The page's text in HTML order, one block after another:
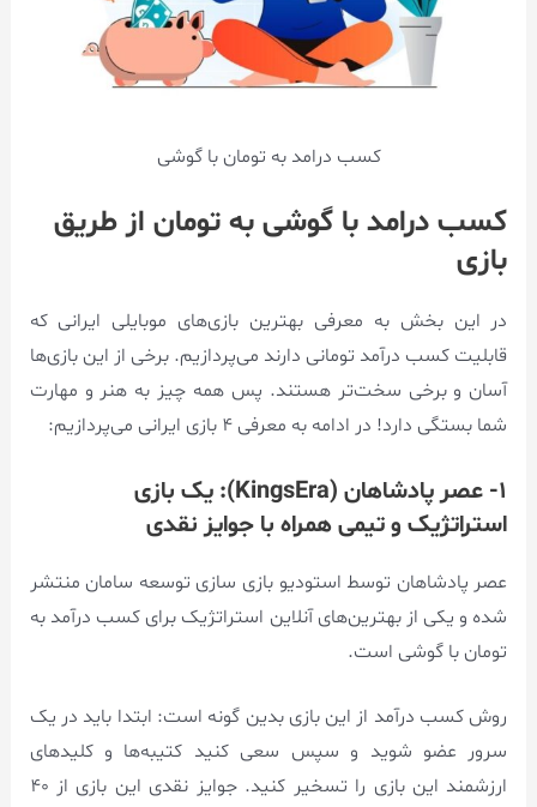
کسب درامد به تومان با گوشی
کسب درامد با گوشی به تومان از طریق
بازی
در این بخش به معرفی بهترین بازی‌های موبایلی ایرانی که
قابلیت کسب درآمد تومانی دارند می‌پردازیم. برخی از این بازی‌ها
آسان و برخی سخت‌تر هستند. پس همه چیز به هنر و مهارت
شما بستگی دارد! در ادامه به معرفی ۴ بازی ایرانی می‌پردازیم:
۱- عصر پادشاهان (KingsEra): یک بازی
استراتژیک و تیمی همراه با جوایز نقدی
عصر پادشاهان توسط استودیو بازی سازی توسعه سامان منتشر
شده و یکی‌ از بهترین‌های آنلاین استراتژیک برای کسب درآمد به
تومان با گوشی است.
روش کسب درآمد از این بازی بدین گونه است: ابتدا باید در یک
سرور عضو شوید و سپس سعی کنید کتیبه‌ها و کلیدهای
ارزشمند این بازی را تسخیر کنید. جوایز نقدی این بازی از ۴۰